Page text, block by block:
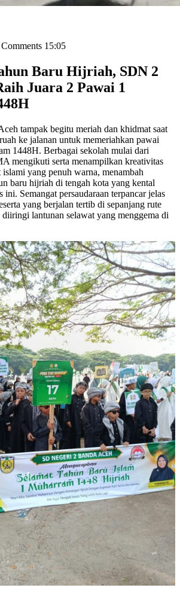
15:05
Baru Hijriah, SDN 2
Juara 2 Pawai 1
ke jalanan untuk memeriahkan pawai
1448H. Berbagai sekolah mulai dari
mengikuti serta menampilkan kreativitas
yang penuh warna, menambah
baru hijriah di tengah kota yang kental
ini. Semangat persaudaraan terpancar jelas
yang berjalan tertib di sepanjang rute
lantunan selawat yang menggema di